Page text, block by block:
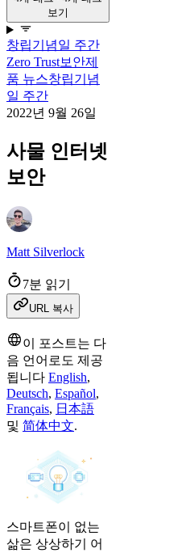
보기
창립기념일 주간
Zero Trust보안제
품 뉴스창립기념
일 주간
2022년 9월 26일
사물 인터넷
보안
Matt Silverlock
7분 읽기
URL 복사
이 포스트는 다
음 언어로도 제공
됩니다 English,
Deutsch, Español,
Français, 日本語
및 简体中文.
스마트폰이 없는
삶은 상상하기 어